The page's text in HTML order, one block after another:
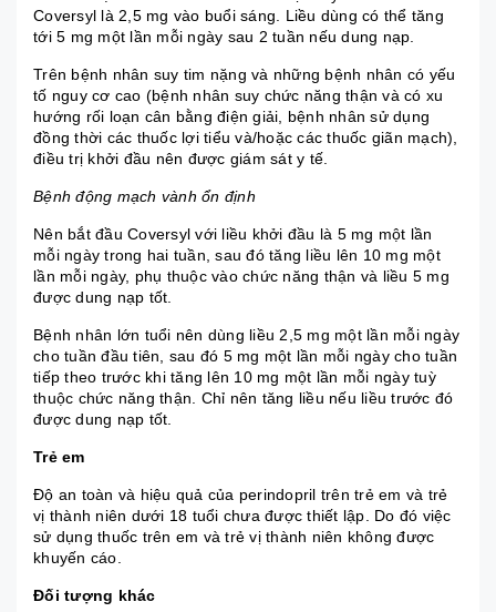
Coversyl là 2,5 mg vào buổi sáng. Liều dùng có thể tăng
tới 5 mg một lần mỗi ngày sau 2 tuần nếu dung nạp.
Trên bệnh nhân suy tim nặng và những bệnh nhân có yếu
tố nguy cơ cao (bệnh nhân suy chức năng thận và có xu
hướng rối loạn cân bằng điện giải, bệnh nhân sử dụng
đồng thời các thuốc lợi tiểu và/hoặc các thuốc giãn mạch),
điều trị khởi đầu nên được giám sát y tế.
Bệnh động mạch vành ổn định
Nên bắt đầu Coversyl với liều khởi đầu là 5 mg một lần
mỗi ngày trong hai tuần, sau đó tăng liều lên 10 mg một
lần mỗi ngày, phụ thuộc vào chức năng thận và liều 5 mg
được dung nạp tốt.
Bệnh nhân lớn tuổi nên dùng liều 2,5 mg một lần mỗi ngày
cho tuần đầu tiên, sau đó 5 mg một lần mỗi ngày cho tuần
tiếp theo trước khi tăng lên 10 mg một lần mỗi ngày tuỳ
thuộc chức năng thận. Chỉ nên tăng liều nếu liều trước đó
được dung nạp tốt.
Trẻ em
Độ an toàn và hiệu quả của perindopril trên trẻ em và trẻ
vị thành niên dưới 18 tuổi chưa được thiết lập. Do đó việc
sử dụng thuốc trên em và trẻ vị thành niên không được
khuyến cáo.
Đối tượng khác